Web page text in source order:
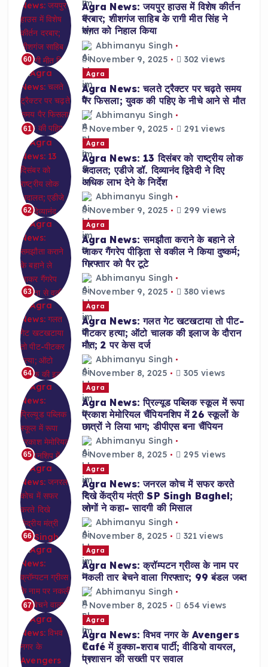
60
Agra News: जयपुर हाउस में विशेष कीर्तन
दरबार; शीशगंज साहिब के रागी मीत सिंह ने
संगत को निहाल किया
Abhimanyu Singh
November 9, 2025
302 views
61
Agra
Agra News: चलते ट्रैक्टर पर चढ़ते समय
पैर फिसला; युवक की पहिए के नीचे आने से मौत
Abhimanyu Singh
November 9, 2025
291 views
62
Agra
Agra News: 13 दिसंबर को राष्ट्रीय लोक
अदालत; एडीजे डॉ. दिव्यानंद द्विवेदी ने दिए
अधिक लाभ देने के निर्देश
Abhimanyu Singh
November 9, 2025
299 views
63
Agra
Agra News: समझौता कराने के बहाने ले
जाकर गैंगरेप पीड़िता से वकील ने किया दुष्कर्म;
गिरफ्तार को पैर टूटे
Abhimanyu Singh
November 9, 2025
380 views
64
Agra
Agra News: गलत गेट खटखटाया तो पीट-
पीटकर हत्या; ऑटो चालक की इलाज के दौरान
मौत; 2 पर केस दर्ज
Abhimanyu Singh
November 8, 2025
305 views
65
Agra
Agra News: प्रिल्यूड पब्लिक स्कूल में रूपा
प्रकाश मेमोरियल चैंपियनशिप में 26 स्कूलों के
छात्रों ने लिया भाग; डीपीएस बना चैंपियन
Abhimanyu Singh
November 8, 2025
295 views
66
Agra
Agra News: जनरल कोच में सफर करते
दिखे केंद्रीय मंत्री SP Singh Baghel;
लोगों ने कहा- सादगी की मिसाल
Abhimanyu Singh
November 8, 2025
321 views
67
Agra
Agra News: क्रॉम्पटन ग्रीव्स के नाम पर
नकली तार बेचने वाला गिरफ्तार; 99 बंडल जब्त
Abhimanyu Singh
November 8, 2025
654 views
Agra
Agra News: विभव नगर के Avengers
Café में हुक्का-शराब पार्टी; वीडियो वायरल,
प्रशासन की सख्ती पर सवाल